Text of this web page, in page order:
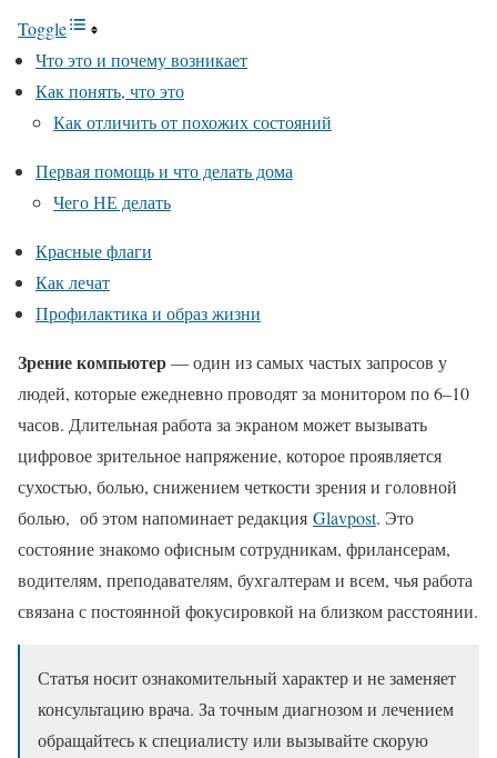
Toggle
Что это и почему возникает
Как понять, что это
Как отличить от похожих состояний
Первая помощь и что делать дома
Чего НЕ делать
Красные флаги
Как лечат
Профилактика и образ жизни
Зрение компьютер— один из самых частых запросов у
людей, которые ежедневно проводят за монитором по 6–10
часов. Длительная работа за экраном может вызывать
цифровое зрительное напряжение, которое проявляется
сухостью, болью, снижением четкости зрения и головной
болью, об этом напоминает редакция Glavpost. Это
состояние знакомо офисным сотрудникам, фрилансерам,
водителям, преподавателям, бухгалтерам и всем, чья работа
связана с постоянной фокусировкой на близком расстоянии.
Статья носит ознакомительный характер и не заменяет
консультацию врача. За точным диагнозом и лечением
обращайтесь к специалисту или вызывайте скорую